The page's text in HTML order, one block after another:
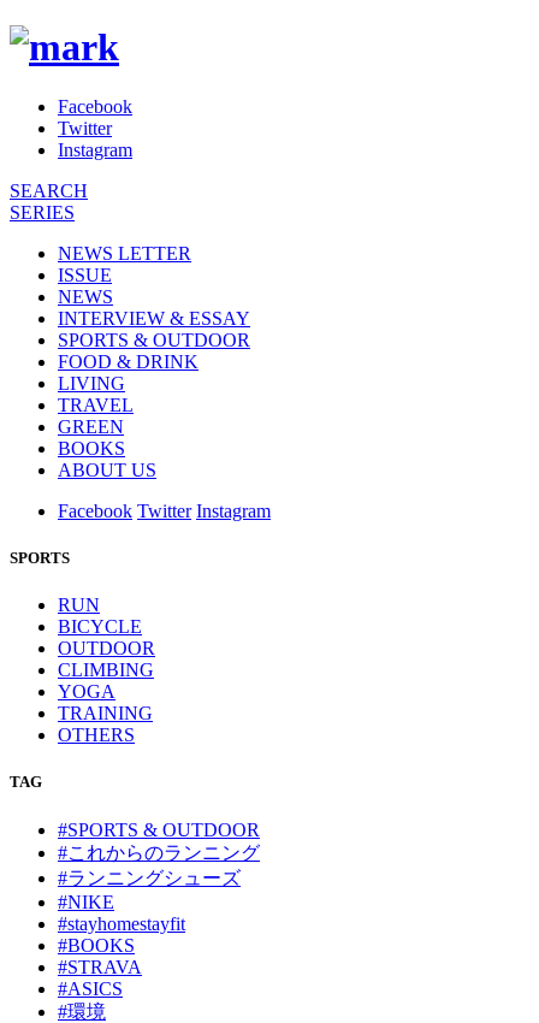
Facebook
Twitter
Instagram
SEARCH
SERIES
NEWS LETTER
ISSUE
NEWS
INTERVIEW & ESSAY
SPORTS & OUTDOOR
FOOD & DRINK
LIVING
TRAVEL
GREEN
BOOKS
ABOUT US
Facebook Twitter Instagram
SPORTS
RUN
BICYCLE
OUTDOOR
CLIMBING
YOGA
TRAINING
OTHERS
TAG
#SPORTS & OUTDOOR
#これからのランニング
#ランニングシューズ
#NIKE
#stayhomestayfit
#BOOKS
#STRAVA
#ASICS
#環境